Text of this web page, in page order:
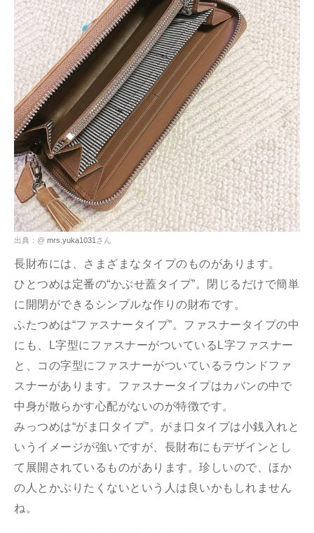
出典：@ mrs.yuka1031 さん
長財布には、さまざまなタイプのものがあります。
ひとつめは定番の“かぶせ蓋タイプ”。閉じるだけで簡単
に開閉ができるシンプルな作りの財布です。
ふたつめは“ファスナータイプ”。ファスナータイプの中
にも、L字型にファスナーがついているL字ファスナー
と、コの字型にファスナーがついているラウンドファ
スナーがあります。ファスナータイプはカバンの中で
中身が散らかす心配がないのが特徴です。
みっつめは“がま口タイプ”。がま口タイプは小銭入れと
いうイメージが強いですが、長財布にもデザインとし
て展開されているものがあります。珍しいので、ほか
の人とかぶりたくないという人は良いかもしれません
ね。